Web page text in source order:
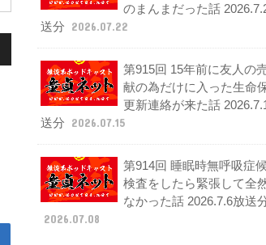
のまんまだった話
送分
2026.07.22
第915回 15年前に友人の
献の為だけに入った生命
更新連絡が来た話
送分
2026.07.15
第914回 睡眠時無呼吸症
検査をしたら緊張して全
なかった話 2026.7.6放送
2026.07.08